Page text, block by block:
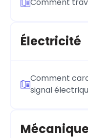
Électricité
Comment
signal